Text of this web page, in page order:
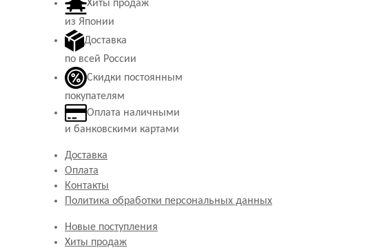
Хиты продаж
из Японии
Доставка
по всей России
Скидки постоянным
покупателям
Оплата наличными
и банковскими картами
Доставка
Оплата
Контакты
Политика обработки персональных данных
Новые поступления
Хиты продаж